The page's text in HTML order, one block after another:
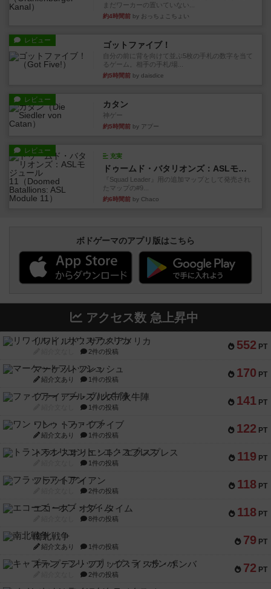
まだワーカーの置いていない...
約4時間前 by おっちょこちょい
レビュー ゴットファイブ！
自分の前に背を向けて並ぶ5枚の手札の数字を当て
るゲーム。相手の手札/場...
約5時間前 by daisdice
レビュー カタン
神ゲー
約5時間前 by アプー
レビュー
充実
ドゥームド・バタリオンズ：ASLモジュール11
『Squad Leader』用の追加マップとして発売され
たマップの#9...
約6時間前 by Chaco
ボドゲーマのアプリ版はこちら
アクセス数 急上昇中
552 PT
リワイルド：サウスアメリカ
2件の投稿
170 PT
マーケットフレッシュ
紹介文あり 1件の投稿
141 PT
ファイアー・ブルズ / 火牛陣
1件の投稿
122 PT
ワン・トゥ・ファイブ
紹介文あり 1件の投稿
119 PT
トランスオリエント・エクスプレス
1件の投稿
118 PT
フラットアイアン
2件の投稿
118 PT
エコーズ・オブ・タイム
8件の投稿
79 PT
南北戦争
紹介文あり 1件の投稿
72 PT
キャプテン・フリップ：イスラ・ボンバ
2件の投稿